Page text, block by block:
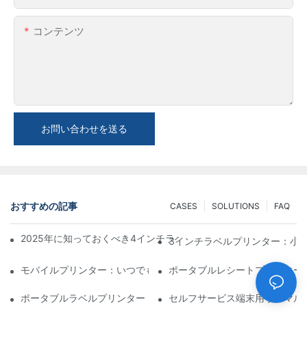
コンテンツ
お問い合わせを送る
おすすめの記事 FAQ
SOLUTIONS
CASES
2025年に知っておくべき4インチラベルプリンター購入のヒント
3インチラベルプリンター：小
モバイルプリンター：いつでもどこでも印刷できる便利な選択肢
ポータブルレシートプリンタ
ポータブルラベルプリンター：パーソナライズされたラベルを簡
セルフサービス端末用サーマ